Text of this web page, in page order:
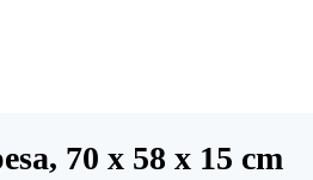
70 x 58 x 15 cm